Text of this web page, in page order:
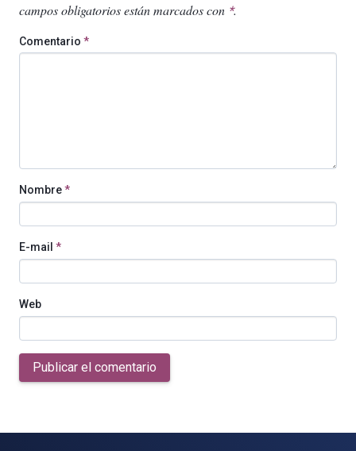
campos obligatorios están marcados con *.
Comentario *
Nombre*
E-mail *
Web
Publicar el comentario